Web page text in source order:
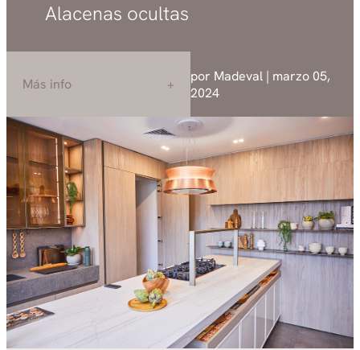
Alacenas ocultas
Más info
por Madeval | marzo 05,
2024